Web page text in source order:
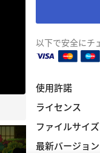
以下で安全にチ
使用許諾
ライセンス
ファイルサイズ
最新バージョン